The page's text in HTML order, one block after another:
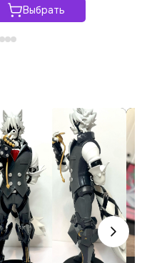
Выбрать